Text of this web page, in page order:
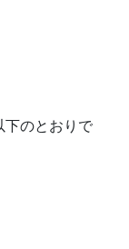
下のとおりで